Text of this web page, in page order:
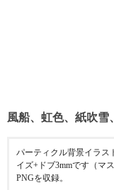
風船、虹色、紙吹雪
パーティクル背景イラス
イズ+ドブ3mmです（マ
PNGを収録。